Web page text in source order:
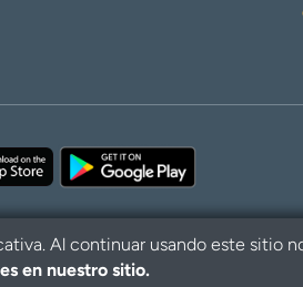
Al continuar usando este sitio
en nuestro sitio.